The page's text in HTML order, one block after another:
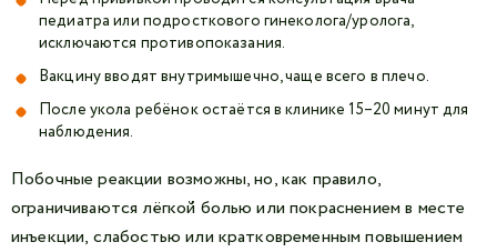
педиатра или подросткового гинеколога/уролога,
исключаются противопоказания.
Вакцину вводят внутримышечно, чаще всего в плечо.
После укола ребёнок остаётся в клинике 15–20 минут для
наблюдения.
Побочные реакции возможны, но, как правило,
ограничиваются лёгкой болью или покраснением в месте
инъекции, слабостью или кратковременным повышением